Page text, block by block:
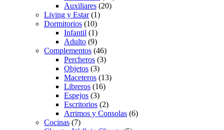
Auxiliares (20)
Living y Estar(1)
Dormitorios (10)
Infantil (1)
Adulto (9)
Complementos (46)
Percheros (3)
Objetos (3)
Maceteros (13)
Libreros (16)
Espejos (3)
Escritorios (2)
Arrimos y Consolas (6)
Cocinas (7)